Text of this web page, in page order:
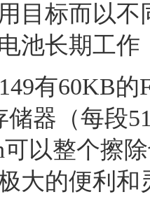
目标而以
池长期工作
有60KB的
储器（每段
可以整个擦
大的便利